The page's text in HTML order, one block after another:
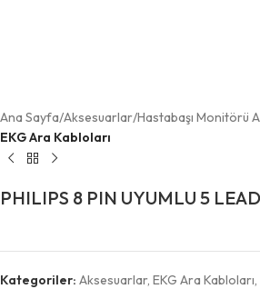
Ana Sayfa Aksesuarlar Hastabaşı Monitörü
EKG Ara Kabloları
PHILIPS 8 PIN UYUMLU 5
Kategoriler: Aksesuarlar, EKG Ara Kabloları,